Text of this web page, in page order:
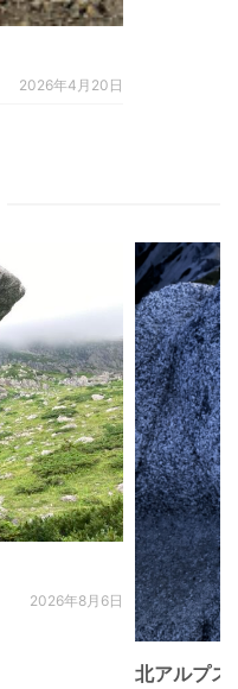
2026年4月20日
2026年8月6日
北アルプ